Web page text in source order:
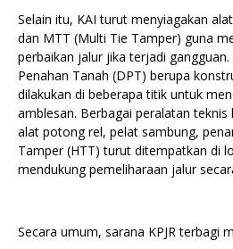
Selain itu, KAI turut menyiagakan
dan MTT (Multi Tie Tamper) guna
perbaikan jalur jika terjadi
Penahan Tanah (DPT) berupa
dilakukan di beberapa titik untuk
amblesan. Berbagai peralatan
alat potong rel, pelat sambung,
Tamper (HTT) turut ditempatkan di
mendukung pemeliharaan jalur
Secara umum, sarana KPJR terbagi